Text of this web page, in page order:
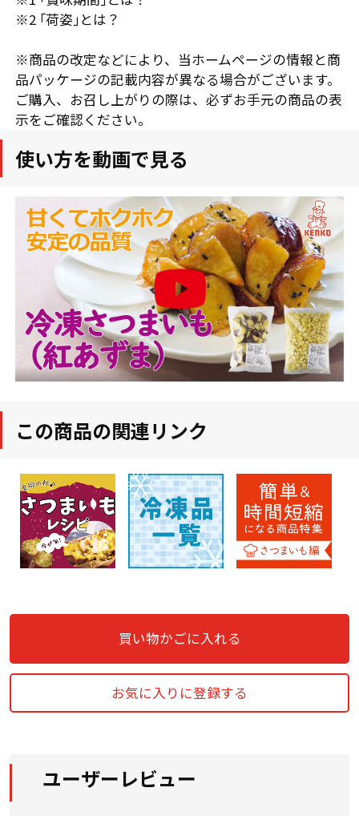
※2 ｢荷姿｣とは？
※商品の改定などにより、当ホームページの情報と商
品パッケージの記載内容が異なる場合がございます。
ご購入、お召し上がりの際は、必ずお手元の商品の表
示をご確認ください。
使い方を動画で見る
この商品の関連リンク
買い物かごに入れる
お気に入りに登録する
ユーザーレビュー